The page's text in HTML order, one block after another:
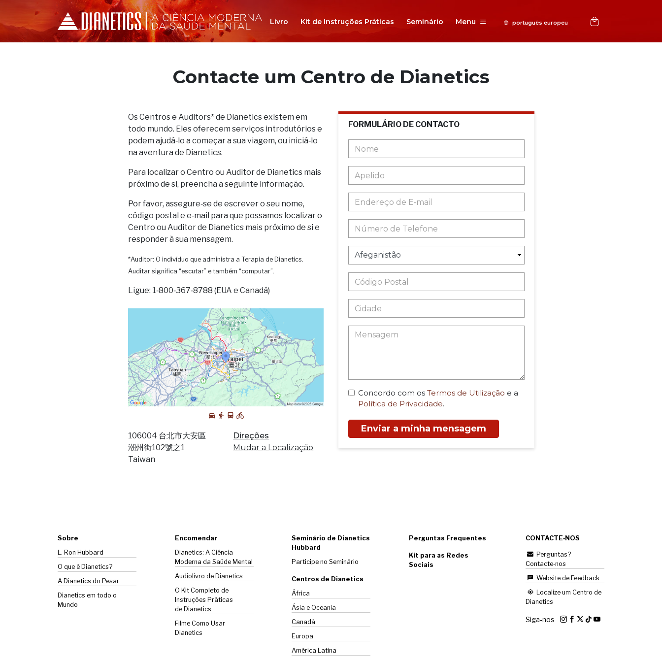
Livro Kit de Instruções Práticas Seminário Menu
Contacte um Centro de Dianetics
Os Centros e Auditors* de Dianetics existem em
todo mundo. Eles oferecem serviços introdutórios e
podem ajudá‑lo a começar a sua viagem, ou iniciá‑lo
na aventura de Dianetics.
Para localizar o Centro ou Auditor de Dianetics mais
próximo de si, preencha a seguinte informação.
Por favor, assegure‑se de escrever o seu nome,
código postal e e‑mail para que possamos localizar o
Centro ou Auditor de Dianetics mais próximo de si e
responder à sua mensagem.
*Auditor: O indivíduo que administra a Terapia de Dianetics.
Auditar significa “escutar” e também “computar”.
Ligue: 1‑800‑367‑8788 (EUA e Canadá)
106004 台北市大安區
潮州街102號之1
Taiwan
Direções
Mudar a Localização
FORMULÁRIO DE CONTACTO
Concordo com os Termos de Utilização e a
Política de Privacidade.
Enviar a minha mensagem
Sobre
L. Ron Hubbard
O que é Dianetics?
A Dianetics do Pesar
Dianetics em todo o
Mundo
Encomendar
Dianetics: A Ciência
Moderna da Saúde Mental
Audiolivro de Dianetics
O Kit Completo de
Instruções Práticas
de Dianetics
Filme Como Usar
Dianetics
Seminário de Dianetics
Hubbard
Participe no Seminário
Centros de Dianetics
África
Ásia e Oceania
Canadá
Europa
América Latina
Perguntas Frequentes
Kit para as Redes
Sociais
CONTACTE‑NOS
Perguntas?
Contacte‑nos
Website de Feedback
Localize um Centro de
Dianetics
Siga‑nos